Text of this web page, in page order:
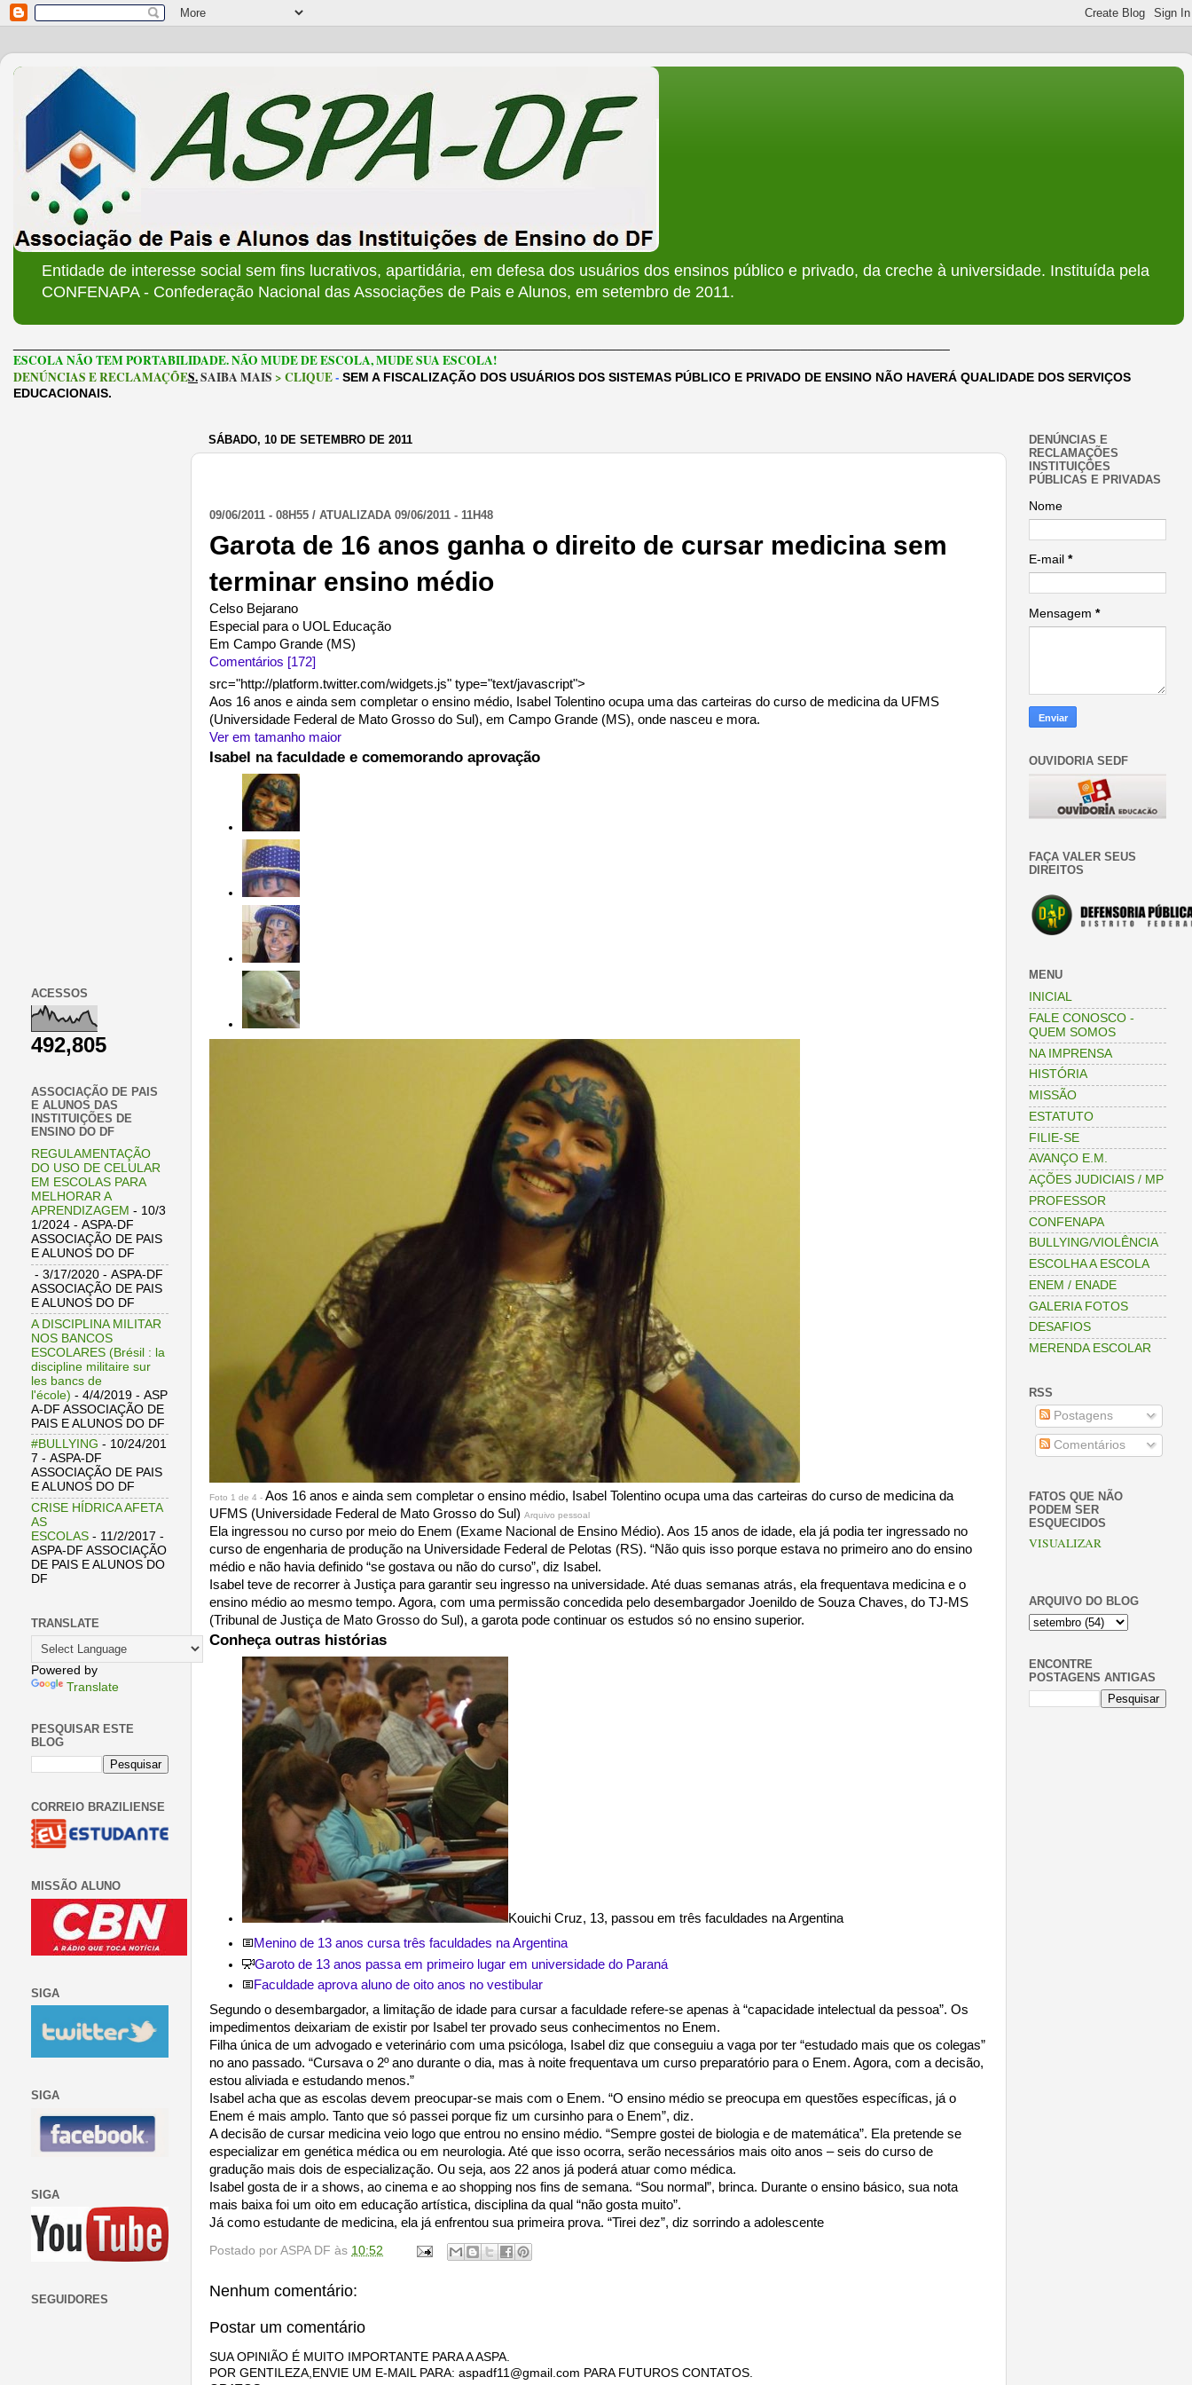
Entidade de interesse social sem fins lucrativos, apartidária, em defesa dos usuários dos ensinos público e privado, da creche à universidade. Instituída pela
CONFENAPA - Confederação Nacional das Associações de Pais e Alunos, em setembro de 2011.
ESCOLA NÃO TEM PORTABILIDADE. NÃO MUDE DE ESCOLA, MUDE SUA ESCOLA!
DENÚNCIAS E RECLAMAÇÕES.SAIBA MAIS > CLIQUE- SEM A FISCALIZAÇÃO DOS USUÁRIOS DOS SISTEMAS PÚBLICO E PRIVADO DE ENSINO NÃO HAVERÁ QUALIDADE DOS SERVIÇOS
EDUCACIONAIS.
SÁBADO, 10 DE SETEMBRO DE 2011
09/06/2011 - 08H55 / ATUALIZADA 09/06/2011 - 11H48
Garota de 16 anos ganha o direito de cursar medicina sem
terminar ensino médio
Celso Bejarano
Especial para o UOL Educação
Em Campo Grande (MS)
Comentários [172]
src="http://platform.twitter.com/widgets.js" type="text/javascript">
Aos 16 anos e ainda sem completar o ensino médio, Isabel Tolentino ocupa uma das carteiras do curso de medicina da UFMS
(Universidade Federal de Mato Grosso do Sul), em Campo Grande (MS), onde nasceu e mora.
Ver em tamanho maior
Isabel na faculdade e comemorando aprovação
Foto 1 de 4 - Aos 16 anos e ainda sem completar o ensino médio, Isabel Tolentino ocupa uma das carteiras do curso de medicina da
UFMS (Universidade Federal de Mato Grosso do Sul) Arquivo pessoal
Ela ingressou no curso por meio do Enem (Exame Nacional de Ensino Médio). Aos 15 anos de idade, ela já podia ter ingressado no
curso de engenharia de produção na Universidade Federal de Pelotas (RS). “Não quis isso porque estava no primeiro ano do ensino
médio e não havia definido “se gostava ou não do curso”, diz Isabel.
Isabel teve de recorrer à Justiça para garantir seu ingresso na universidade. Até duas semanas atrás, ela frequentava medicina e o
ensino médio ao mesmo tempo. Agora, com uma permissão concedida pelo desembargador Joenildo de Souza Chaves, do TJ-MS
(Tribunal de Justiça de Mato Grosso do Sul), a garota pode continuar os estudos só no ensino superior.
Conheça outras histórias
Kouichi Cruz, 13, passou em três faculdades na Argentina
Menino de 13 anos cursa três faculdades na Argentina
Garoto de 13 anos passa em primeiro lugar em universidade do Paraná
Faculdade aprova aluno de oito anos no vestibular
Segundo o desembargador, a limitação de idade para cursar a faculdade refere-se apenas à “capacidade intelectual da pessoa”. Os
impedimentos deixariam de existir por Isabel ter provado seus conhecimentos no Enem.
Filha única de um advogado e veterinário com uma psicóloga, Isabel diz que conseguiu a vaga por ter “estudado mais que os colegas”
no ano passado. “Cursava o 2º ano durante o dia, mas à noite frequentava um curso preparatório para o Enem. Agora, com a decisão,
estou aliviada e estudando menos.”
Isabel acha que as escolas devem preocupar-se mais com o Enem. “O ensino médio se preocupa em questões específicas, já o
Enem é mais amplo. Tanto que só passei porque fiz um cursinho para o Enem”, diz.
A decisão de cursar medicina veio logo que entrou no ensino médio. “Sempre gostei de biologia e de matemática”. Ela pretende se
especializar em genética médica ou em neurologia. Até que isso ocorra, serão necessários mais oito anos – seis do curso de
gradução mais dois de especialização. Ou seja, aos 22 anos já poderá atuar como médica.
Isabel gosta de ir a shows, ao cinema e ao shopping nos fins de semana. “Sou normal”, brinca. Durante o ensino básico, sua nota
mais baixa foi um oito em educação artística, disciplina da qual “não gosta muito”.
Já como estudante de medicina, ela já enfrentou sua primeira prova. “Tirei dez”, diz sorrindo a adolescente
Postado por ASPA DF às 10:52
Nenhum comentário:
Postar um comentário
SUA OPINIÃO É MUITO IMPORTANTE PARA A ASPA.
POR GENTILEZA,ENVIE UM E-MAIL PARA: aspadf11@gmail.com PARA FUTUROS CONTATOS.
ACESSOS
492,805
ASSOCIAÇÃO DE PAIS
E ALUNOS DAS
INSTITUIÇÕES DE
ENSINO DO DF
REGULAMENTAÇÃO
DO USO DE CELULAR
EM ESCOLAS PARA
MELHORAR A
APRENDIZAGEM - 10/3
1/2024 - ASPA-DF
ASSOCIAÇÃO DE PAIS
E ALUNOS DO DF
- 3/17/2020 - ASPA-DF
ASSOCIAÇÃO DE PAIS
E ALUNOS DO DF
A DISCIPLINA MILITAR
NOS BANCOS
ESCOLARES (Brésil : la
discipline militaire sur
les bancs de
l'école) - 4/4/2019 - ASP
A-DF ASSOCIAÇÃO DE
PAIS E ALUNOS DO DF
#BULLYING - 10/24/201
7 - ASPA-DF
ASSOCIAÇÃO DE PAIS
E ALUNOS DO DF
CRISE HÍDRICA AFETA
AS
ESCOLAS - 11/2/2017 -
ASPA-DF ASSOCIAÇÃO
DE PAIS E ALUNOS DO
DF
TRANSLATE
Powered by
Translate
PESQUISAR ESTE
BLOG
CORREIO BRAZILIENSE
MISSÃO ALUNO
SIGA
SIGA
SIGA
SEGUIDORES
DENÚNCIAS E
RECLAMAÇÕES
INSTITUIÇÕES
PÚBLICAS E PRIVADAS
Nome
E-mail *
Mensagem *
OUVIDORIA SEDF
FAÇA VALER SEUS
DIREITOS
MENU
INICIAL
FALE CONOSCO -
QUEM SOMOS
NA IMPRENSA
HISTÓRIA
MISSÃO
ESTATUTO
FILIE-SE
AVANÇO E.M.
AÇÕES JUDICIAIS / MP
PROFESSOR
CONFENAPA
BULLYING/VIOLÊNCIA
ESCOLHA A ESCOLA
ENEM / ENADE
GALERIA FOTOS
DESAFIOS
MERENDA ESCOLAR
RSS
Postagens
Comentários
FATOS QUE NÃO
PODEM SER
ESQUECIDOS
VISUALIZAR
ARQUIVO DO BLOG
ENCONTRE
POSTAGENS ANTIGAS